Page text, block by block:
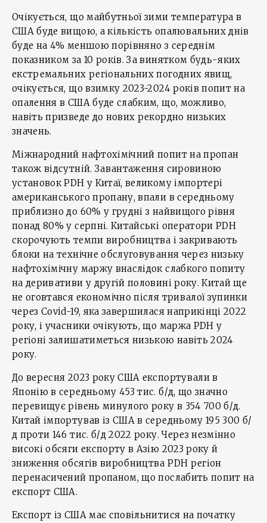
Очікується, що майбутньої зими температура в
США буде вищою, а кількість опалювальних днів
буде на 4% меншою порівняно з середнім
показником за 10 років. За винятком будь-яких
екстремальних регіональних погодних явищ,
очікується, що взимку 2023-2024 років попит на
опалення в США буде слабким, що, можливо,
навіть призведе до нових рекордно низьких
значень.
Міжнародний нафтохімічний попит на пропан
також відсутній. Завантаження сировиною
установок PDH у Китаї, великому імпортері
американського пропану, впали в середньому
приблизно до 60% у грудні з найвищого рівня
понад 80% у серпні. Китайські оператори PDH
скорочують темпи виробництва і закривають
блоки на технічне обслуговування через низьку
нафтохімічну маржу внаслідок слабкого попиту
на деривативи у другій половині року. Китай ще
не оговтався економічно після тривалої зупинки
через Covid-19, яка завершилася наприкінці 2022
року, і учасники очікують, що маржа PDH у
регіоні залишатиметься низькою навіть 2024
року.
До вересня 2023 року США експортували в
Японію в середньому 453 тис. б/д, що значно
перевищує рівень минулого року в 354 700 б/д.
Китай імпортував із США в середньому 195 300 б/
д проти 146 тис. б/д 2022 року. Через незмінно
високі обсяги експорту в Азію 2023 року й
зниження обсягів виробництва PDH регіон
перенасичений пропаном, що послабить попит на
експорт США.
Експорт із США має сповільнитися на початку